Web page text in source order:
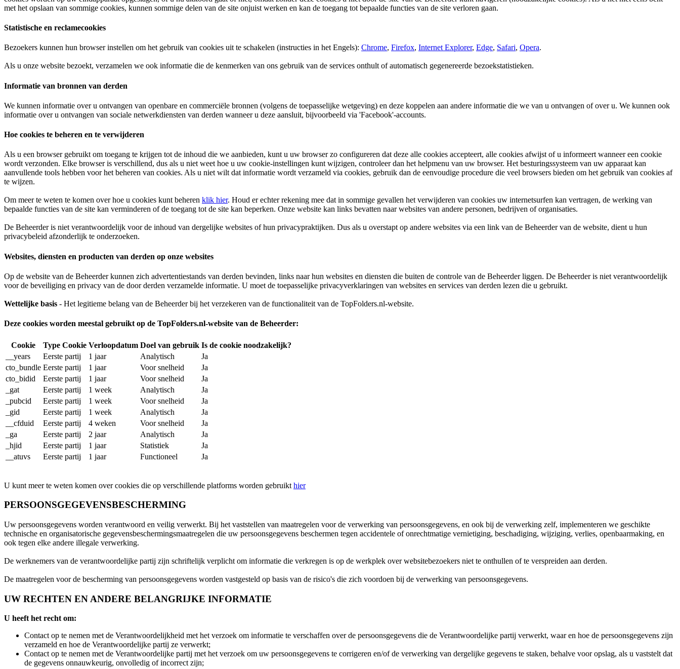
met het opslaan van sommige cookies, kunnen sommige delen van de site onjuist werken en kan de toegang tot bepaalde functies van de site verloren gaan.
Statistische en reclamecookies
Bezoekers kunnen hun browser instellen om het gebruik van cookies uit te schakelen (instructies in het Engels): Chrome, Firefox, Internet Explorer, Edge, Safari, Opera.
Als u onze website bezoekt, verzamelen we ook informatie die de kenmerken van ons gebruik van de services onthult of automatisch gegenereerde bezoekstatistieken.
Informatie van bronnen van derden
We kunnen informatie over u ontvangen van openbare en commerciële bronnen (volgens de toepasselijke wetgeving) en deze koppelen aan andere informatie die we van u ontvangen of over u. We kunnen ook
informatie over u ontvangen van sociale netwerkdiensten van derden wanneer u deze aansluit, bijvoorbeeld via 'Facebook'-accounts.
Hoe cookies te beheren en te verwijderen
Als u een browser gebruikt om toegang te krijgen tot de inhoud die we aanbieden, kunt u uw browser zo configureren dat deze alle cookies accepteert, alle cookies afwijst of u informeert wanneer een cookie
wordt verzonden. Elke browser is verschillend, dus als u niet weet hoe u uw cookie-instellingen kunt wijzigen, controleer dan het helpmenu van uw browser. Het besturingssysteem van uw apparaat kan
aanvullende tools hebben voor het beheren van cookies. Als u niet wilt dat informatie wordt verzameld via cookies, gebruik dan de eenvoudige procedure die veel browsers bieden om het gebruik van cookies af
te wijzen.
Om meer te weten te komen over hoe u cookies kunt beheren klik hier. Houd er echter rekening mee dat in sommige gevallen het verwijderen van cookies uw internetsurfen kan vertragen, de werking van
bepaalde functies van de site kan verminderen of de toegang tot de site kan beperken. Onze website kan links bevatten naar websites van andere personen, bedrijven of organisaties.
De Beheerder is niet verantwoordelijk voor de inhoud van dergelijke websites of hun privacypraktijken. Dus als u overstapt op andere websites via een link van de Beheerder van de website, dient u hun
privacybeleid afzonderlijk te onderzoeken.
Websites, diensten en producten van derden op onze websites
Op de website van de Beheerder kunnen zich advertentiestands van derden bevinden, links naar hun websites en diensten die buiten de controle van de Beheerder liggen. De Beheerder is niet verantwoordelijk
voor de beveiliging en privacy van de door derden verzamelde informatie. U moet de toepasselijke privacyverklaringen van websites en services van derden lezen die u gebruikt.
Wettelijke basis - Het legitieme belang van de Beheerder bij het verzekeren van de functionaliteit van de TopFolders.nl-website.
Deze cookies worden meestal gebruikt op de TopFolders.nl-website van de Beheerder:
Cookie Type Cookie Verloopdatum Doel van gebruik Is de cookie noodzakelijk?
__years
Eerste partij 1 jaar Analytisch
Ja
cto_bundle Eerste partij 1 jaar Voor snelheid
Ja
cto_bidid
Eerste partij 1 jaar Voor snelheid
Ja
_gat
Eerste partij 1 week Analytisch
Ja
_pubcid
Eerste partij 1 week Voor snelheid
Ja
_gid
Eerste partij 1 week Analytisch
Ja
__cfduid
Eerste partij 4 weken Voor snelheid
Ja
_ga
Eerste partij 2 jaar Analytisch
Ja
_hjid
Eerste partij 1 jaar Statistiek
Ja
__atuvs
Eerste partij 1 jaar Functioneel Ja
U kunt meer te weten komen over cookies die op verschillende platforms worden gebruikt hier
PERSOONSGEGEVENSBESCHERMING
Uw persoonsgegevens worden verantwoord en veilig verwerkt. Bij het vaststellen van maatregelen voor de verwerking van persoonsgegevens, en ook bij de verwerking zelf, implementeren we geschikte
technische en organisatorische gegevensbeschermingsmaatregelen die uw persoonsgegevens beschermen tegen accidentele of onrechtmatige vernietiging, beschadiging, wijziging, verlies, openbaarmaking, en
ook tegen elke andere illegale verwerking.
De werknemers van de verantwoordelijke partij zijn schriftelijk verplicht om informatie die verkregen is op de werkplek over websitebezoekers niet te onthullen of te verspreiden aan derden.
De maatregelen voor de bescherming van persoonsgegevens worden vastgesteld op basis van de risico's die zich voordoen bij de verwerking van persoonsgegevens.
UW RECHTEN EN ANDERE BELANGRIJKE INFORMATIE
U heeft het recht om:
Contact op te nemen met de Verantwoordelijkheid met het verzoek om informatie te verschaffen over de persoonsgegevens die de Verantwoordelijke partij verwerkt, waar en hoe de persoonsgegevens zijn
verzameld en hoe de Verantwoordelijke partij ze verwerkt;
Contact op te nemen met de Verantwoordelijke partij met het verzoek om uw persoonsgegevens te corrigeren en/of de verwerking van dergelijke gegevens te staken, behalve voor opslag, als u vaststelt dat
de gegevens onnauwkeurig, onvolledig of incorrect zijn;